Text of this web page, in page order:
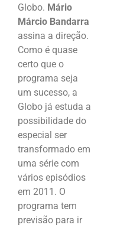
Globo. Mário
Márcio Bandarra
assina a direção.
Como é quase
certo que o
programa seja
um sucesso, a
Globo já estuda a
possibilidade do
especial ser
transformado em
uma série com
vários episódios
em 2011. O
programa tem
previsão para ir